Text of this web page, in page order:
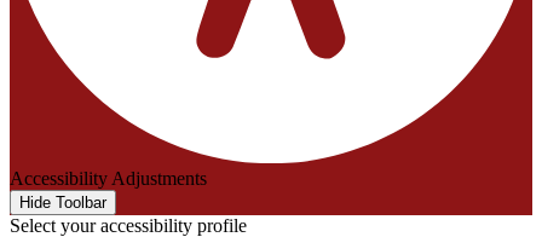
Accessibility Adjustments
Hide Toolbar
Select your accessibility profile